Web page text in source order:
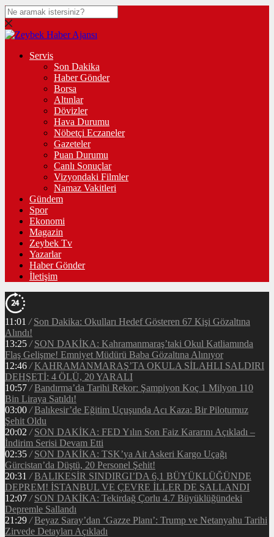
Servis
Son Dakika
Haber Gönder
Borsa
Altınlar
Dövizler
Hava Durumu
Nöbetçi Eczaneler
Gazeteler
Puan Durumu
Canlı Sonuçlar
Vizyondaki Filmler
Namaz Vakitleri
Gündem
Spor
Ekonomi
Magazin
Zeybek Tv
Yazarlar
Haber Gönder
İletişim
11:01 / Son Dakika: Okulları Hedef Gösteren 67 Kişi Gözaltına
Alındı!
13:25 / SON DAKİKA: Kahramanmaraş’taki Okul Katliamında
Flaş Gelişme! Emniyet Müdürü Baba Gözaltına Alınıyor
12:46 / KAHRAMANMARAŞ’TA OKULA SİLAHLI SALDIRI
DEHŞETİ: 4 ÖLÜ, 20 YARALI
10:57 / Bandırma’da Tarihi Rekor: Şampiyon Koç 1 Milyon 110
Bin Liraya Satıldı!
03:00 / Balıkesir’de Eğitim Uçuşunda Acı Kaza: Bir Pilotumuz
Şehit Oldu
20:02 / SON DAKİKA: FED Yılın Son Faiz Kararını Açıkladı –
İndirim Serisi Devam Etti
02:35 / SON DAKİKA: TSK’ya Ait Askeri Kargo Uçağı
Gürcistan’da Düştü, 20 Personel Şehit!
20:31 / BALIKESİR SINDIRGI’DA 6,1 BÜYÜKLÜĞÜNDE
DEPREM! İSTANBUL VE ÇEVRE İLLER DE SALLANDI
12:07 / SON DAKİKA: Tekirdağ Çorlu 4.7 Büyüklüğündeki
Depremle Sallandı
21:29 / Beyaz Saray’dan ‘Gazze Planı’: Trump ve Netanyahu Tarihi
Zirvede Detayları Açıkladı